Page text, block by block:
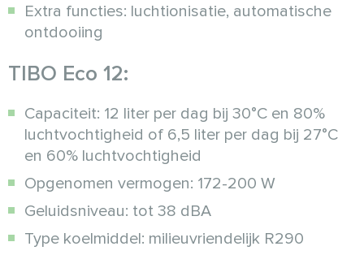
Extra functies: luchtionisatie, automatische
ontdooiing
TIBO Eco 12:
Capaciteit: 12 liter per dag bij 30°C en 80%
luchtvochtigheid of 6,5 liter per dag bij 27°C
en 60% luchtvochtigheid
Opgenomen vermogen: 172-200 W
Geluidsniveau: tot 38 dBA
Type koelmiddel: milieuvriendelijk R290